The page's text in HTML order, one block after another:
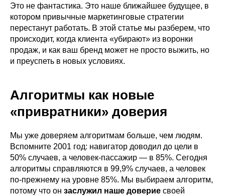
Это не фантастика. Это наше ближайшее будущее, в
котором привычные маркетинговые стратегии
перестанут работать. В этой статье мы разберем, что
происходит, когда клиента «убирают» из воронки
продаж, и как ваш бренд может не просто выжить, но
и преуспеть в новых условиях.
Алгоритмы как новые
«привратники» доверия
Мы уже доверяем алгоритмам больше, чем людям.
Вспомните 2001 год: навигатор доводил до цели в
50% случаев, а человек-пассажир — в 85%. Сегодня
алгоритмы справляются в 99,9% случаев, а человек
по-прежнему на уровне 85%. Мы выбираем алгоритм,
потому что он заслужил наше доверие своей